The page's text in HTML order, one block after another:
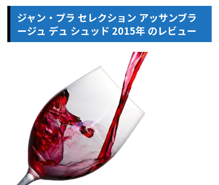
ジャン・プラ セレクション アッサンブラ
ージュ デュ シュッド 2015年 のレビュー